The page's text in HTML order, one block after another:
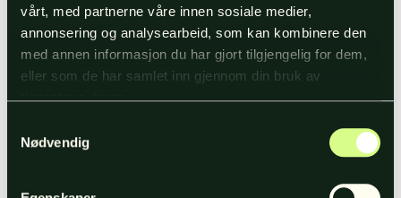
vårt, med partnerne våre innen sosiale medier,
annonsering og analysearbeid, som kan kombinere den
med annen informasjon du har gjort tilgjengelig for dem,
eller som de har samlet inn gjennom din bruk av
tjenestene deres.
Nødvendig
bestille?